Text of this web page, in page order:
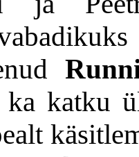
ka katku